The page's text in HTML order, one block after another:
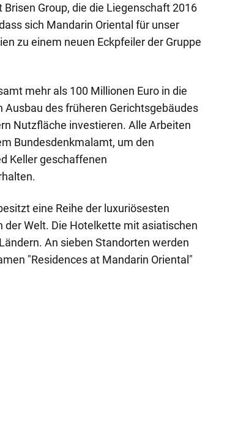
Group, die die Liegenschaft 2016
sich Mandarin Oriental für unser
zu einem neuen Eckpfeiler der Gruppe
mehr als 100 Millionen Euro in die
des früheren Gerichtsgebäudes
Nutzfläche investieren. Alle Arbeiten
Bundesdenkmalamt, um den
Keller geschaffenen
eine Reihe der luxuriösesten
der Welt. Die Hotelkette mit asiatischen
An sieben Standorten werden
"Residences at Mandarin Oriental"